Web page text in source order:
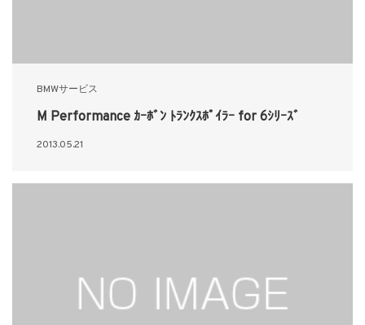
BMWサービス
M Performance ｶｰﾎﾞﾝ ﾄﾗﾝｸｽﾎﾟｲﾗｰ for 6ｼﾘｰｽﾞ
2013.05.21